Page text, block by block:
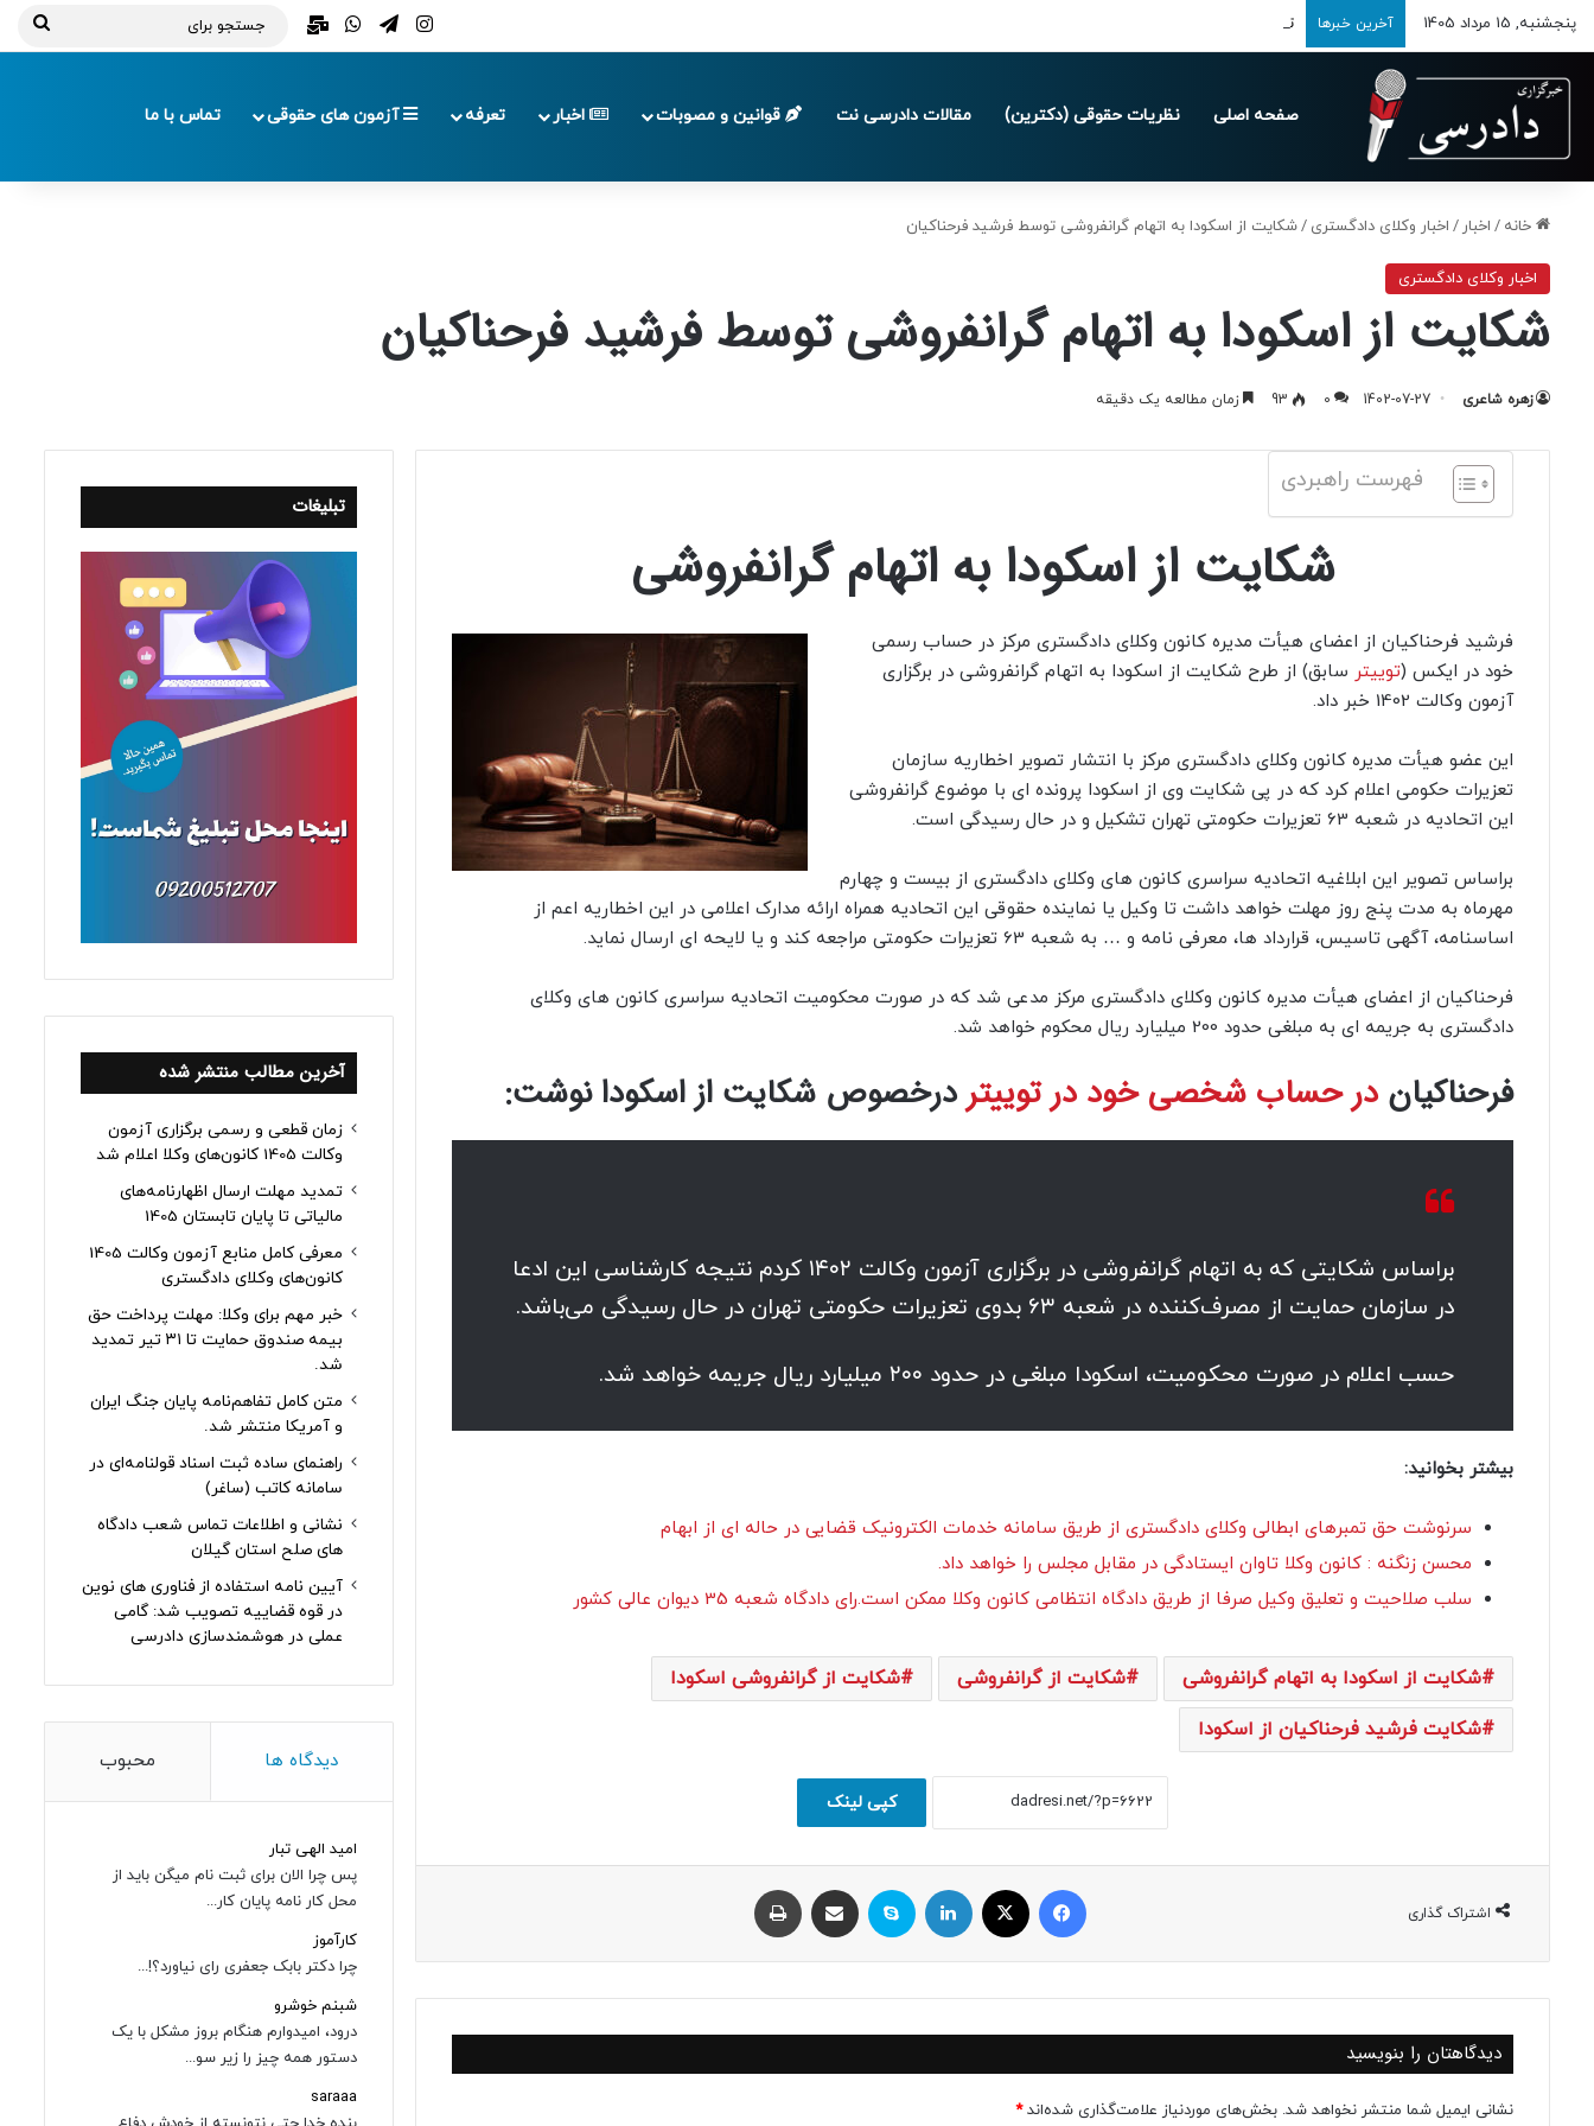
پنجشنبه, 15 مرداد 1405 آخرین خبرها تمدید مهلت ارسال اظهارنامه‌های مالیاتی تا پایان تابستان 1405 اینستاگرام
تلگرامواتس آپ
ایمیل
صفحه اصلی نظریات حقوقی (دکترین) مقالات دادرسی نت قوانین و مصوبات اخبار تعرفه آزمون های حقوقی تماس با ما
خانه / اخبار / اخبار وکلای دادگستری /شکایت از اسکودا به اتهام گرانفروشی توسط فرشید فرحناکیان
اخبار وکلای دادگستری
شکایت از اسکودا به اتهام گرانفروشی توسط فرشید فرحناکیان
زهره شاعری 1402-07-27
0
93 زمان مطالعه یک دقیقه
فهرست راهبردی
شکایت از اسکودا به اتهام گرانفروشی
فرشید فرحناکیان از اعضای هیأت مدیره کانون وکلای دادگستری مرکز در حساب رسمی
خود در ایکس (توییتر سابق) از طرح شکایت از اسکودا به اتهام گرانفروشی در برگزاری
آزمون وکالت 1402 خبر داد.
این عضو هیأت مدیره کانون وکلای دادگستری مرکز با انتشار تصویر اخطاریه سازمان
تعزیرات حکومی اعلام کرد که در پی شکایت وی از اسکودا پرونده ای با موضوع گرانفروشی
این اتحادیه در شعبه 63 تعزیرات حکومتی تهران تشکیل و در حال رسیدگی است.
براساس تصویر این ابلاغیه اتحادیه سراسری کانون های وکلای دادگستری از بیست و چهارم
مهرماه به مدت پنج روز مهلت خواهد داشت تا وکیل یا نماینده حقوقی این اتحادیه همراه ارائه مدارک اعلامی در این اخطاریه اعم از
اساسنامه، آگهی تاسیس، قرارداد ها، معرفی نامه و … به شعبه 63 تعزیرات حکومتی مراجعه کند و یا لایحه ای ارسال نماید.
فرحناکیان از اعضای هیأت مدیره کانون وکلای دادگستری مرکز مدعی شد که در صورت محکومیت اتحادیه سراسری کانون های وکلای
دادگستری به جریمه ای به مبلغی حدود 200 میلیارد ریال محکوم خواهد شد.
فرحناکیان در حساب شخصی خود در توییتردرخصوص شکایت از اسکودا نوشت:
براساس شکایتی که به اتهام گرانفروشی در برگزاری آزمون وکالت ۱۴۰۲ کردم نتیجه کارشناسی این ادعا
در سازمان حمایت از مصرف‌کننده در شعبه ۶۳ بدوی تعزیرات حکومتی تهران در حال رسیدگی می‌باشد.
حسب اعلام در صورت محکومیت، اسکودا مبلغی در حدود ۲۰۰ میلیارد ریال جریمه خواهد شد.
بیشتر بخوانید:
سرنوشت حق تمبرهای ابطالی وکلای دادگستری از طریق سامانه خدمات الکترونیک قضایی در حاله ای از ابهام
محسن زنگنه : کانون وکلا تاوان ایستادگی در مقابل مجلس را خواهد داد.
سلب صلاحیت و تعلیق وکیل صرفا از طریق دادگاه انتظامی کانون وکلا ممکن است.رای دادگاه شعبه 35 دیوان عالی کشور
شکایت از اسکودا به اتهام گرانفروشی شکایت از گرانفروشی
شکایت از گرانفروشی اسکودا
شکایت فرشید فرحناکیان از اسکودا
کپی لینک
اشتراک گذاری
فیسبوک ایکس لینکداین اسکایپ اشتراک با ایمیل
دیدگاهتان را بنویسید
نشانی ایمیل شما منتشر نخواهد شد. بخش‌های موردنیاز علامت‌گذاری شده‌اند*
تبلیغات
آخرین مطالب منتشر شده
زمان قطعی و رسمی برگزاری آزمون
وکالت 1405 کانون‌های وکلا اعلام شد
تمدید مهلت ارسال اظهارنامه‌های
مالیاتی تا پایان تابستان 1405
معرفی کامل منابع آزمون وکالت 1405
کانون‌های وکلای دادگستری
خبر مهم برای وکلا: مهلت پرداخت حق
بیمه صندوق حمایت تا ۳۱ تیر تمدید
شد.
متن کامل تفاهم‌نامه پایان جنگ ایران
و آمریکا منتشر شد.
راهنمای ساده ثبت اسناد قولنامه‌ای در
سامانه کاتب (ساغر)
نشانی و اطلاعات تماس شعب دادگاه
های صلح استان گیلان
آیین نامه استفاده از فناوری های نوین
در قوه قضاییه تصویب شد: گامی
عملی در هوشمندسازی دادرسی
دیدگاه ها محبوب
امید الهی تبار
پس چرا الان برای ثبت نام میگن باید از
محل کار نامه پایان کار...
کارآموز
چرا دکتر بابک جعفری رای نیاورد؟!...
شبنم خوشرو
درود، امیدوارم هنگام بروز مشکل با یک
دستور همه چیز را زیر سو...
saraaa